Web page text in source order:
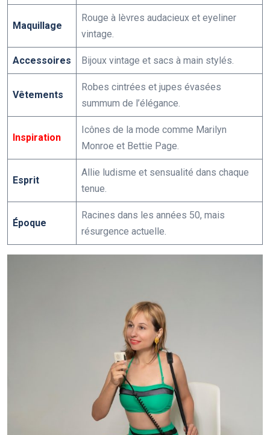
Maquillage
Rouge à lèvres audacieux et eyeliner
vintage.
Accessoires Bijoux vintage et sacs à main stylés.
Vêtements
Robes cintrées et jupes évasées
summum de l’élégance.
Inspiration
Icônes de la mode comme Marilyn
Monroe et Bettie Page.
Esprit
Allie ludisme et sensualité dans chaque
tenue.
Époque
Racines dans les années 50, mais
résurgence actuelle.